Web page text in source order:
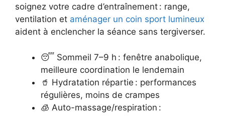
soignez votre cadre d’entraînement : range,
ventilation et aménager un coin sport lumineux
aident à enclencher la séance sans tergiverser.
😴 Sommeil 7–9 h : fenêtre anabolique,
meilleure coordination le lendemain
🥤 Hydratation répartie : performances
régulières, moins de crampes
🧊 Auto-massage/respiration :